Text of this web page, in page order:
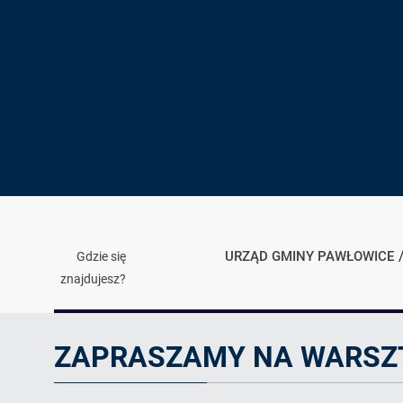
Gdzie się
znajdujesz?
URZĄD GMINY PAWŁOWICE
ZAPRASZAMY NA